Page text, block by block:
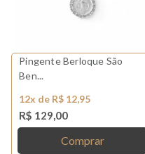
Pingente Berloque São
Ben...
12x de R$ 12,95
R$ 129,00
Comprar